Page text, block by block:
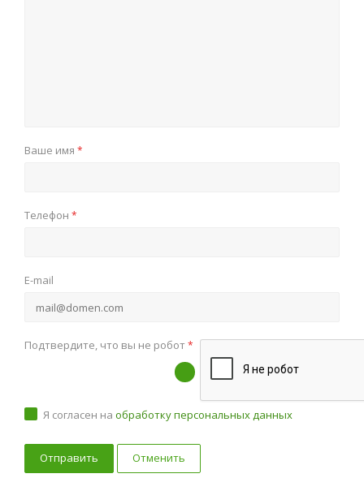
Ваше имя *
Телефон *
E-mail
Подтвердите, что вы не робот*
Я согласен на обработку персональных данных
Отменить